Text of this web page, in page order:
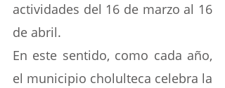
actividades del 16 de marzo al 16
de abril.
En este sentido, como cada año,
el municipio cholulteca celebra la